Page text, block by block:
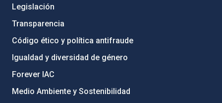
Legislación
Transparencia
Código ético y política antifraude
Igualdad y diversidad de género
Forever IAC
Medio Ambiente y Sostenibilidad